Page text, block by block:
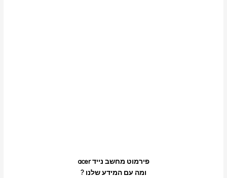
פירמוט מחשב נייד acer
ומה עם המידע שלנו ?